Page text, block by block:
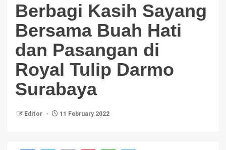
Berbagi Kasih Sayang
Bersama Buah Hati
dan Pasangan di
Royal Tulip Darmo
Surabaya
Editor 11 February 2022